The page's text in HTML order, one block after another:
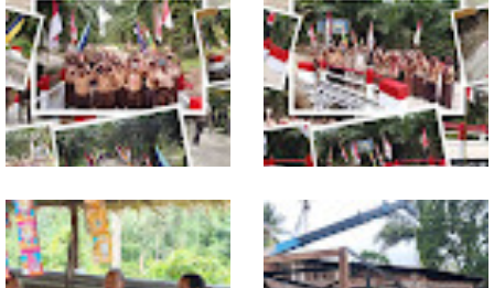
Dukung Petani, Babinsa Turun
Langsung Semai Bibit
Semangka di Sikalondang
Babinsa Dampingi Petani
Rawat Cabai, Dukung
Ketahanan Pangan
Tuntas Dibangun, Jembatan
Garuda Perkuat Konektivitas
Teladan Baru–Kuala Kepeng
TNI dan Warga Tuntaskan
Jembatan Garuda, Akses
Ekonomi Kian Terbuka